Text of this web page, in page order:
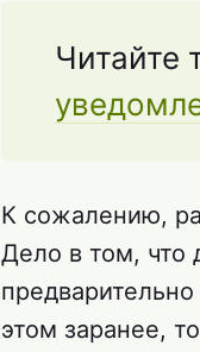
Читайте
К сожалению,
Дело в том, что
этом заранее,